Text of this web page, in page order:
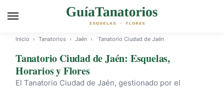
Inicio › Tanatorios › Jaén › Tanatorio Ciudad de Jaén
Tanatorio Ciudad de Jaén: Esquelas,
Horarios y Flores
El Tanatorio Ciudad de Jaén, gestionado por el